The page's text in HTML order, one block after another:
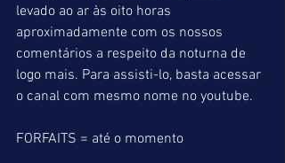
levado ao ar às oito horas
aproximadamente com os nossos
comentários a respeito da noturna de
logo mais. Para assisti-lo, basta acessar
o canal com mesmo nome no youtube.
FORFAITS = até o momento